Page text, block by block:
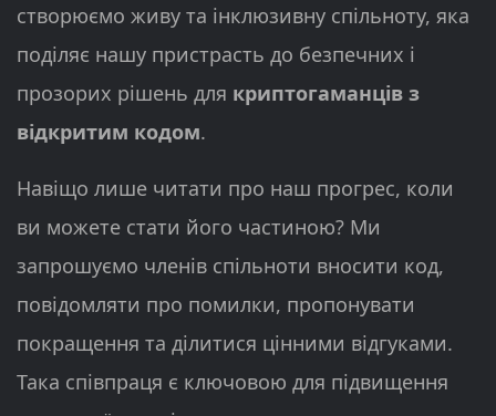
створюємо живу та інклюзивну спільноту, яка
поділяє нашу пристрасть до безпечних і
прозорих рішень для криптогаманців з
відкритим кодом.
Навіщо лише читати про наш прогрес, коли
ви можете стати його частиною? Ми
запрошуємо членів спільноти вносити код,
повідомляти про помилки, пропонувати
покращення та ділитися цінними відгуками.
Така співпраця є ключовою для підвищення